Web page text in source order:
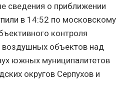
сведения о приближении
в 14:52 по московскому
контроля
воздушных объектов над
южных муниципалитетов
округов Серпухов и